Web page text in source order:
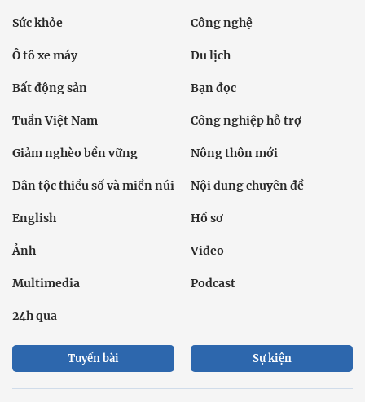
Sức khỏe Công nghệ
Ô tô xe máy Du lịch
Bất động sản Bạn đọc
Tuần Việt Nam Công nghiệp hỗ trợ
Giảm nghèo bền vững Nông thôn mới
Dân tộc thiểu số và miền núi Nội dung chuyên đề
English Hồ sơ
Ảnh Video
Multimedia Podcast
24h qua
Tuyến bài Sự kiện